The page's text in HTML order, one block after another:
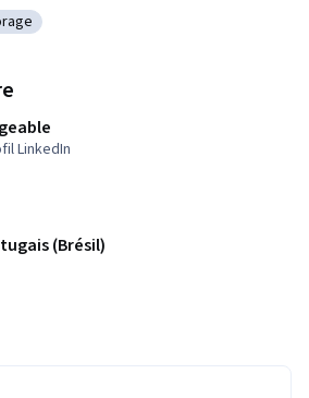
: Cloud Storage
LinkedIn
(Brésil)